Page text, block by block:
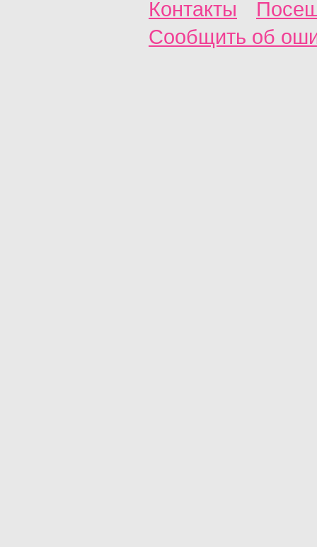
Контакты
Сообщить об